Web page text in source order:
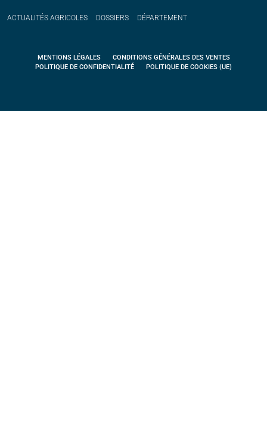
ACTUALITÉS AGRICOLES DOSSIERS DÉPARTEMENT
MENTIONS LÉGALES
CONDITIONS GÉNÉRALES DES VENTES
POLITIQUE DE CONFIDENTIALITÉ
POLITIQUE DE COOKIES (UE)